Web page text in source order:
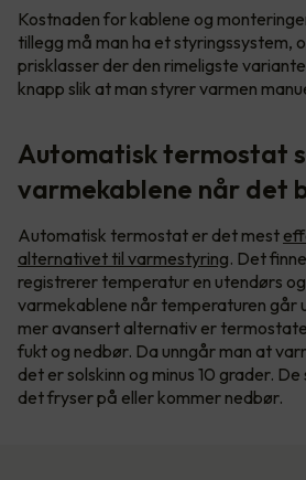
Kostnaden for kablene og
tillegg må man ha et styringssystem,
prisklasser der den rimeligste
knapp slik at man styrer varmen
Automatisk termostat
varmekablene når det
Automatisk termostat er det mest
alternativet til varmestyring. Det
registrerer temperatur en utendørs
varmekablene når temperaturen går
mer avansert alternativ er
fukt og nedbør. Da unngår man at
det er solskinn og minus 10 grader.
det fryser på eller kommer nedbør.